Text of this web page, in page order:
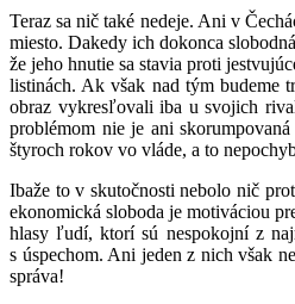
Teraz sa nič také nedeje. Ani v
miesto. Dakedy ich dokonca
že jeho hnutie sa stavia proti
listinách. Ak však nad tým budeme
obraz vykresľovali iba u svojich
problémom nie je ani
štyroch rokov vo vláde, a to
Ibaže to v skutočnosti nebolo nič
ekonomická sloboda je motiváciou
hlasy ľudí, ktorí sú nespokojní z
s úspechom. Ani jeden z nich však
správa!